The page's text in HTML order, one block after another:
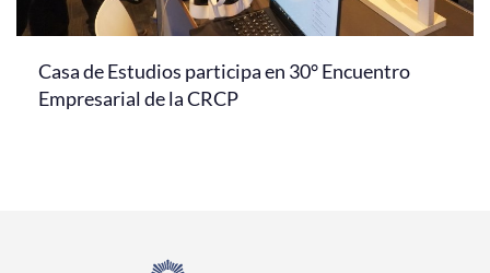
Casa de Estudios participa en 30° Encuentro
Empresarial de la CRCP